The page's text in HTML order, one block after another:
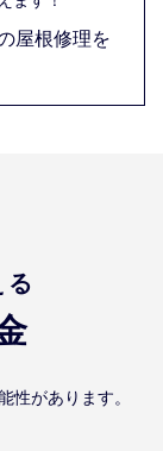
屋根修理を
があります。